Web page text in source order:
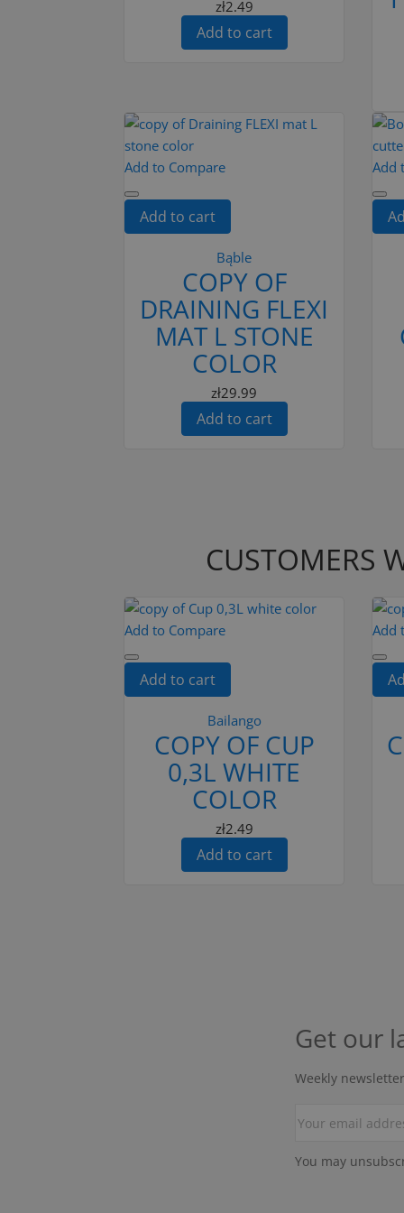
zł2.49
Add to cart
Add to Compare
Add to cart
Bąble
COPY OF
DRAINING FLEXI
MAT L STONE
COLOR
zł29.99
Add to cart
Add
CUSTOMERS
Add to Compare
Add to cart
Bailango
COPY OF CUP
0,3L WHITE
COLOR
zł2.49
Add to cart
Add
Get our
Weekly
You may